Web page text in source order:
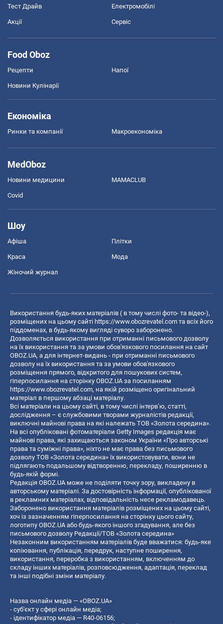
Тест Драйв Електромобілі
Акції Сервіс
Food Oboz
Рецепти Напої
Новини Кулінарії
Економіка
Ринки та компанії Макроекономіка
MedOboz
Новини медицини MAMACLUB
Covid
Шоу
Афіша Плітки
Краса Мода
Жіночий журнал
Використання будь-яких матеріалів ( в тому числі фото- та відео-),
розміщених на цьому сайті https://www.obozrevatel.com та всіх його
піддоменах, в будь-якому вигляді суворо заборонено.
Дозволяється використання при отриманні письмового дозволу
на їх використання та за умови обов'язкового посилання на сайт
OBOZ.UA, а для інтернет-видань - при отриманні письмового
дозволу на їх використання та за умови обов'язкового
розміщення прямого, відкритого для пошукових систем,
гіперпосилання на сторінку OBOZ.UA за посиланням
https://www.obozrevatel.com, на якій розміщено оригінальний
матеріал в першому абзаці матеріалу.
Всі матеріали на цьому сайті, в тому числі інтерв’ю, статті,
дослідження – є службовими творами журналістів редакції,
виключні майнові права на які належать ТОВ «Золота середина».
На всі опубліковані фотоматеріали Getty Images редакція має
майнові права, які захищаються законом України «Про авторські
права та суміжні права», ніхто не має права без письмового
дозволу ТОВ «Золота середина» їх використовувати, вони не
підлягають подальшому відтворенню, перекладу, поширенню в
будь-якій формі.
Редакція OBOZ.UA може не поділяти точку зору, викладену в
авторському матеріалі. За достовірність інформації, опублікованої
в рекламних матеріалах, відповідальність несе рекламодавець.
Заборонено використання матеріалів розміщених на цьому сайті,
хоч із зазначенням гіперпосилання на сторінку цього сайту,
логотипу OBOZ.UA або будь-якого іншого згадування, але без
письмового дозволу Редакції/ТОВ «Золота середина»
Незаконним використанням матеріалів буде вважатися: будь-яке
копiювання, публiкацiя, передрук, наступне поширення,
використання, переробка з використанням, включенням до
складу інших матеріалів, розповсюдження, адаптація, переклад
та інші подібні зміни матеріалу.
Назва онлайн медіа — «OBOZ.UA»
- суб'єкт у сфері онлайн медіа;
- ідентифікатор медіа — R40-06156;